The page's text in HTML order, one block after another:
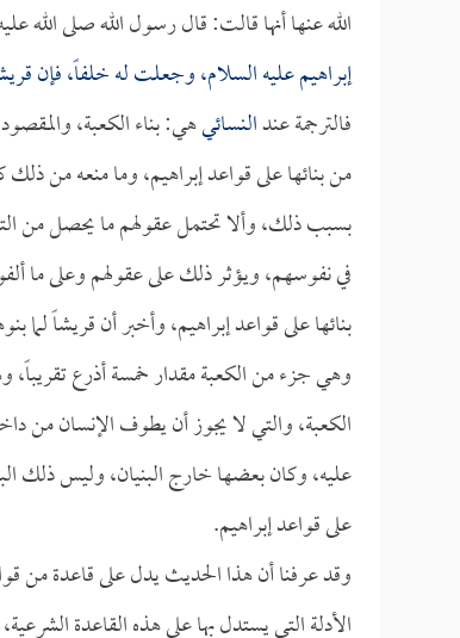
الله عنها أنها قالت: قال رسول الله صلى الله
إبراهيم عليه السلام، وجعلت له خلفاً، فإن
فالترجمة عندالنسائيهي: بناء الكعبة،
من بنائها على قواعد إبراهيم، وما منعه من
بسبب ذلك، وألا تحتمل عقولهم ما يحصل من
في نفوسهم، ويؤثر ذلك على عقولهم وعلى ما
بنائها على قواعد إبراهيم، وأخبر أن قريشاً
وهي جزء من الكعبة مقدار خمسة أذرع
الكعبة، والتي لا يجوز أن يطوف الإنسان من
عليه، وكان بعضها خارج البنيان، وليس ذلك
على قواعد إبراهيم.
وقد عرفنا أن هذا الحديث يدل على قاعدة من
الأدلة التي يستدل بها على هذه القاعدة